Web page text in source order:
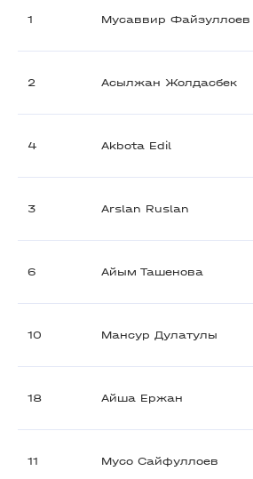
1 Мусаввир Файзуллоев
2 Асылжан Жолдасбек
4 Akbota Edil
3 Arslan Ruslan
6 Айым Ташенова
10 Мансур Дулатулы
18 Айша Ержан
11 Мусо Сайфуллоев